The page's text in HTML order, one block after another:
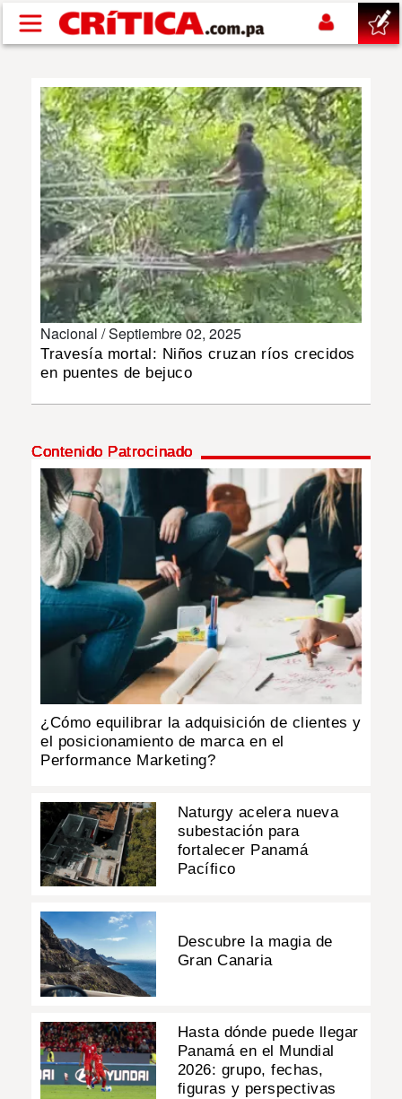
Pasar al contenido principal
SUCESOS
NACIONAL
POLÍTICA
SHOW
DEPORTES
MULTIMEDIA
IMPRESO
Nacional /Septiembre 02, 2025
Travesía mortal: Niños cruzan ríos crecidos
en puentes de bejuco
Contenido Patrocinado
¿Cómo equilibrar la adquisición de clientes y
el posicionamiento de marca en el
Performance Marketing?
Naturgy acelera nueva
subestación para
fortalecer Panamá
Pacífico
Descubre la magia de
Gran Canaria
Hasta dónde puede llegar
Panamá en el Mundial
2026: grupo, fechas,
figuras y perspectivas